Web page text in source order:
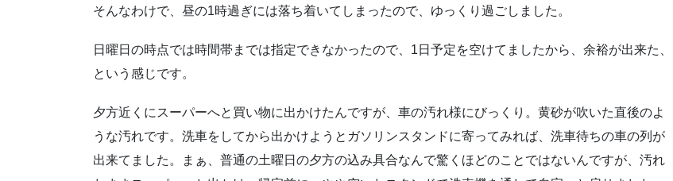
そんなわけで、昼の1時過ぎには落ち着いてしまったので、ゆっくり過ごしました。
日曜日の時点では時間帯までは指定できなかったので、1日予定を空けてましたから、余裕が出来た、
という感じです。
夕方近くにスーパーへと買い物に出かけたんですが、車の汚れ様にびっくり。黄砂が吹いた直後のよ
うな汚れです。洗車をしてから出かけようとガソリンスタンドに寄ってみれば、洗車待ちの車の列が
出来てました。まぁ、普通の土曜日の夕方の込み具合なんで驚くほどのことではないんですが、汚れ